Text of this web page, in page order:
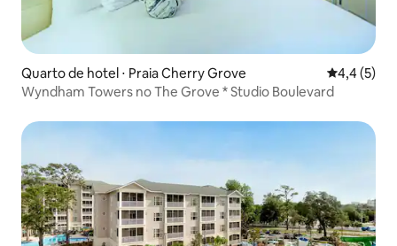
Quarto de hotel ⋅ Praia Cherry Grove 4,4 de
4,4 (5)
Wyndham Towers no The Grove * Studio Boulevard